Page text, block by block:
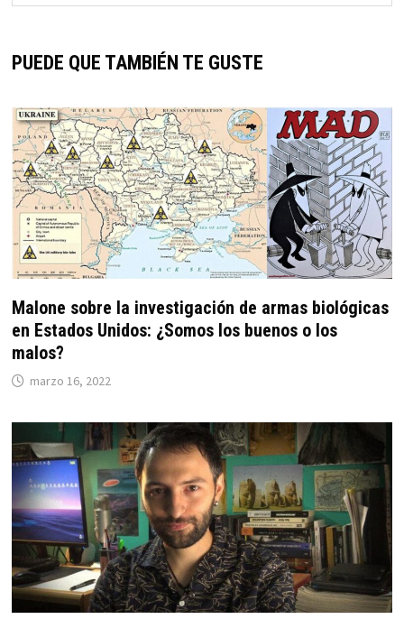
PUEDE QUE TAMBIÉN TE GUSTE
Malone sobre la investigación de armas biológicas
en Estados Unidos: ¿Somos los buenos o los
malos?
marzo 16, 2022